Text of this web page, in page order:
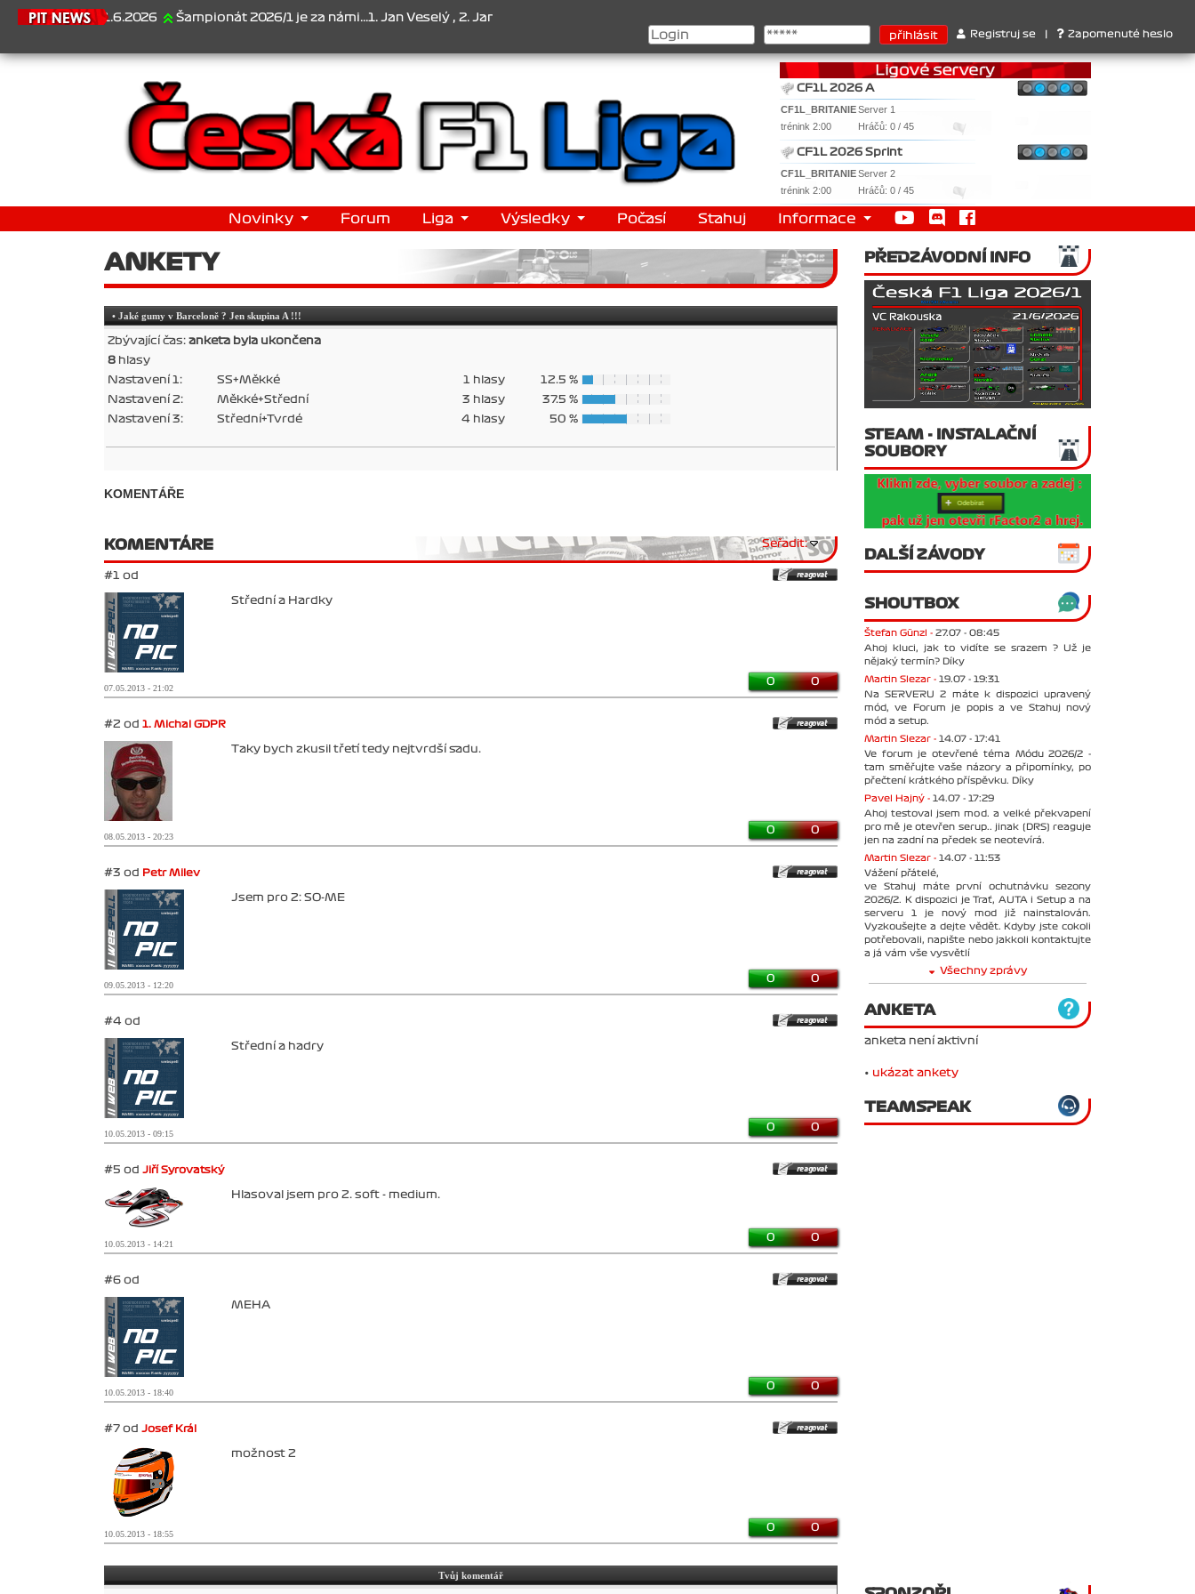
21.6.2026 Šampionát 2026/1 je za námi...1. Jan Veselý , 2. Jan Nováček , 3. Jakub Chmelík , Pohár konstruktérů : 1. Ferrari . 2. Williams , 3. RedBull ..... SprintCup - 1. Jan Nováček ,
Registruj se Zapomenuté heslo
CF1L 2026 A
CF1L_BRITANIEServer 1
trénink 2:00
Hráčů: 0 / 45
CF1L 2026 Sprint
CF1L_BRITANIEServer 2
trénink 2:00
Hráčů: 0 / 45
Novinky Forum Liga Výsledky Počasí Stahuj Informace
ANKETY
• Jaké gumy v Barceloně ? Jen skupina A !!!
Zbývající čas: anketa byla ukončena
8 hlasy
Nastavení 1:
SS+Měkké 1 hlasy
12.5 %
Nastavení 2:
Měkké+Střední 3 hlasy
37.5 %
Nastavení 3:
Střední+Tvrdé 4 hlasy 50 %
KOMENTÁŘE
KOMENTÁRE Seřadit:
#1 od
Střední a Hardky
07.05.2013 - 21:02
0 0
#2 od 1. Michal GDPR
Taky bych zkusil třetí tedy nejtvrdší sadu.
08.05.2013 - 20:23
0 0
#3 od Petr Milev
Jsem pro 2: SO-ME
09.05.2013 - 12:20
0 0
#4 od
Střední a hadry
10.05.2013 - 09:15
0 0
#5 od Jiří Syrovatský
Hlasoval jsem pro 2. soft - medium.
10.05.2013 - 14:21
0 0
#6 od
MEHA
10.05.2013 - 18:40
0 0
#7 od Josef Král
možnost 2
10.05.2013 - 18:55
0 0
Tvůj komentář
PŘEDZÁVODNÍ INFO
STEAM - INSTALAČNÍ
SOUBORY
DALŠÍ ZÁVODY
SHOUTBOX
Štefan Günzl - 27.07 - 08:45
Ahoj kluci, jak to vidíte se srazem ? Už je
nějaký termín? Díky
Martin Slezar - 19.07 - 19:31
Na SERVERU 2 máte k dispozici upravený
mód, ve Forum je popis a ve Stahuj nový
mód a setup.
Martin Slezar - 14.07 - 17:41
Ve forum je otevřené téma Módu 2026/2 -
tam směřujte vaše názory a připomínky, po
přečtení krátkého příspěvku. Díky
Pavel Hajný - 14.07 - 17:29
Ahoj testoval jsem mod. a velké překvapení
pro mě je otevřen serup.. jinak (DRS) reaguje
jen na zadní na předek se neotevírá.
Martin Slezar - 14.07 - 11:53
Vážení přátelé,
ve Stahuj máte první ochutnávku sezony
2026/2. K dispozici je Trať, AUTA i Setup a na
serveru 1 je nový mod již nainstalován.
Vyzkoušejte a dejte vědět. Kdyby jste cokoli
potřebovali, napište nebo jakkoli kontaktujte
a já vám vše vysvětlí
Všechny zprávy
ANKETA
anketa není aktivní
• ukázat ankety
TEAMSPEAK